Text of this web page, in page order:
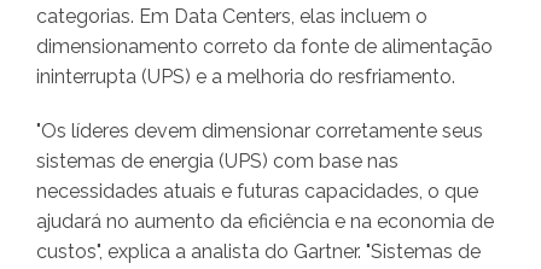
categorias. Em Data Centers, elas incluem o
dimensionamento correto da fonte de alimentação
ininterrupta (UPS) e a melhoria do resfriamento.
"Os líderes devem dimensionar corretamente seus
sistemas de energia (UPS) com base nas
necessidades atuais e futuras capacidades, o que
ajudará no aumento da eficiência e na economia de
custos", explica a analista do Gartner. "Sistemas de